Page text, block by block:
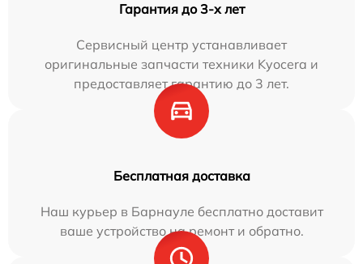
Гарантия до 3-х лет
Сервисный центр устанавливает
оригинальные запчасти техники Kyocera и
предоставляет гарантию до 3 лет.
Бесплатная доставка
Наш курьер в Барнауле бесплатно доставит
ваше устройство на ремонт и обратно.